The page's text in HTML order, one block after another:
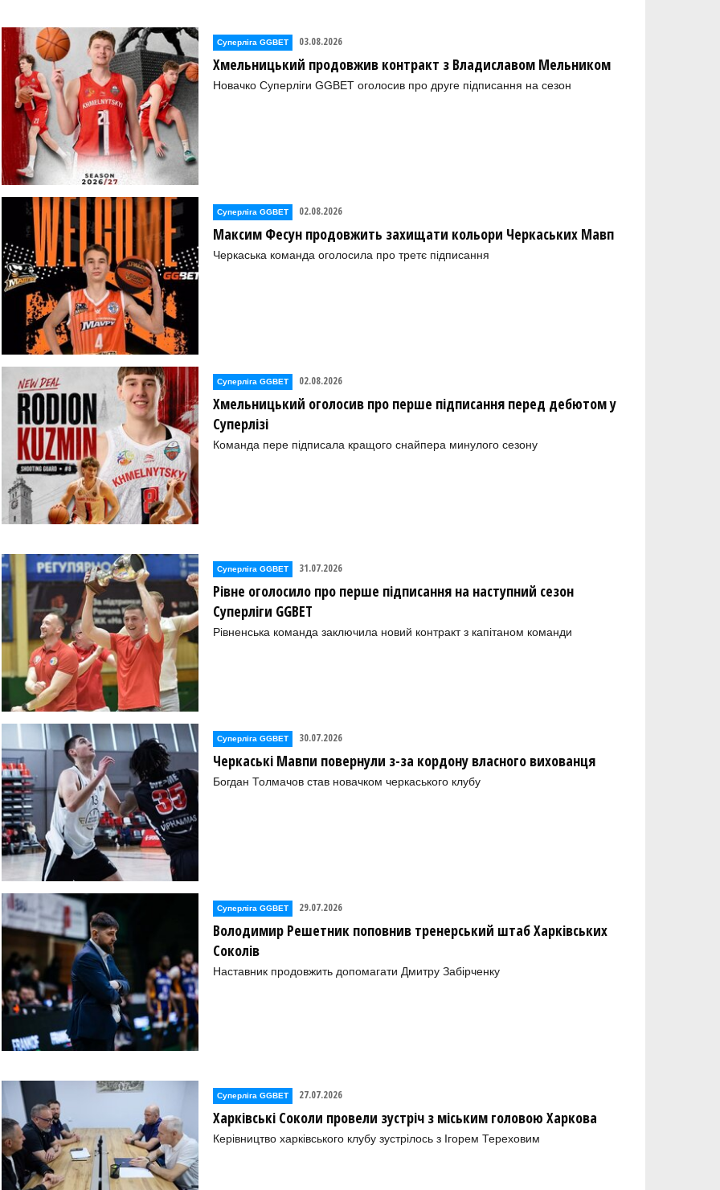
Суперліга GGBET 03.08.2026
Хмельницький продовжив контракт з Владиславом Мельником
Новачко Суперліги GGBET оголосив про друге підписання на сезон
Суперліга GGBET 02.08.2026
Максим Фесун продовжить захищати кольори Черкаських Мавп
Черкаська команда оголосила про третє підписання
Суперліга GGBET 02.08.2026
Хмельницький оголосив про перше підписання перед дебютом у
Суперлізі
Команда пере підписала кращого снайпера минулого сезону
Суперліга GGBET 31.07.2026
Рівне оголосило про перше підписання на наступний сезон
Суперліги GGBET
Рівненська команда заключила новий контракт з капітаном команди
Суперліга GGBET 30.07.2026
Черкаські Мавпи повернули з-за кордону власного вихованця
Богдан Толмачов став новачком черкаського клубу
Суперліга GGBET 29.07.2026
Володимир Решетник поповнив тренерський штаб Харківських
Соколів
Наставник продовжить допомагати Дмитру Забірченку
Суперліга GGBET 27.07.2026
Харківські Соколи провели зустріч з міським головою Харкова
Керівництво харківського клубу зустрілось з Ігорем Тереховим